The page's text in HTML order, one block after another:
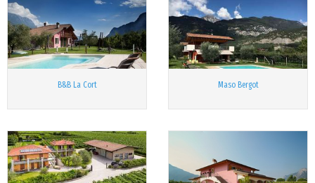
B&B La Cort Maso Bergot